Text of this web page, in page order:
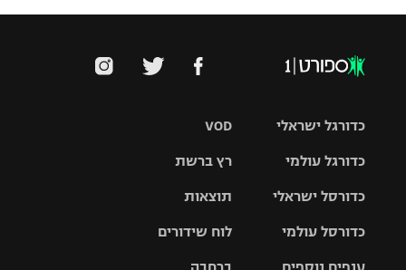
VOD
רץ ברשת
תוצאות
לוח שידורים
ברחבה
כדורגל ישראלי
גביע הטוטו
כדורגל עולמי
האלופות
כדורסל ישראלי
סל
כדורסל עולמי
ענפים נוספים